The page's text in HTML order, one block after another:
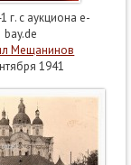
г. с аукциона e-
bay.de
Мещанинов
1941